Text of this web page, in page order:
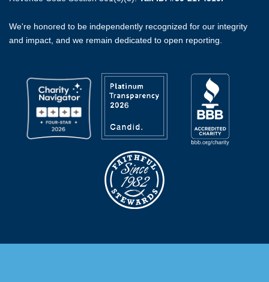
We're honored to be independently recognized for our integrity
and impact, and we remain dedicated to open reporting.